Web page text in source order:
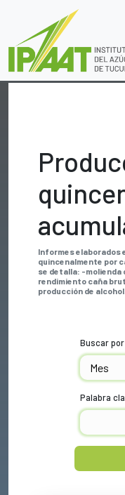
Informes elaborados
quincenalmente por
se detalla: -molienda
rendimiento caña
producción de alcohol.
Buscar
Palabra